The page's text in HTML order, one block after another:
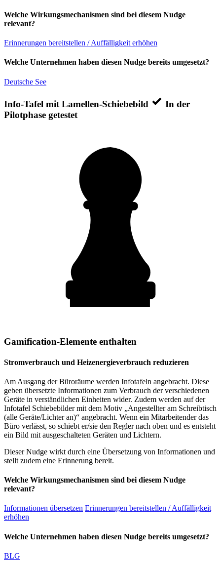
Welche Wirkungsmechanismen sind bei diesem Nudge
relevant?
Erinnerungen bereitstellen / Auffälligkeit erhöhen
Welche Unternehmen haben diesen Nudge bereits umgesetzt?
Deutsche See
Info-Tafel mit Lamellen-Schiebebild
In der
Pilotphase getestet
Gamification-Elemente enthalten
Stromverbrauch und Heizenergieverbrauch reduzieren
Am Ausgang der Büroräume werden Infotafeln angebracht. Diese
geben übersetzte Informationen zum Verbrauch der verschiedenen
Geräte in verständlichen Einheiten wider. Zudem werden auf der
Infotafel Schiebebilder mit dem Motiv „Angestellter am Schreibtisch
(alle Geräte/Lichter an)“ angebracht. Wenn ein Mitarbeitender das
Büro verlässt, so schiebt er/sie den Regler nach oben und es entsteht
ein Bild mit ausgeschalteten Geräten und Lichtern.
Dieser Nudge wirkt durch eine Übersetzung von Informationen und
stellt zudem eine Erinnerung bereit.
Welche Wirkungsmechanismen sind bei diesem Nudge
relevant?
Informationen übersetzen Erinnerungen bereitstellen / Auffälligkeit
erhöhen
Welche Unternehmen haben diesen Nudge bereits umgesetzt?
BLG